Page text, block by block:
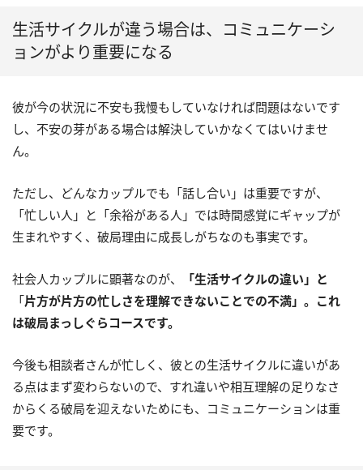
生活サイクルが違う場合は、コミュニケーシ
ョンがより重要になる
彼が今の状況に不安も我慢もしていなければ問題はないです
し、不安の芽がある場合は解決していかなくてはいけませ
ん。
ただし、どんなカップルでも「話し合い」は重要ですが、
「忙しい人」と「余裕がある人」では時間感覚にギャップが
生まれやすく、破局理由に成長しがちなのも事実です。
社会人カップルに顕著なのが、
「生活サイクルの違い」と
「片方が片方の忙しさを理解できないことでの不満」。これ
は破局まっしぐらコースです。
今後も相談者さんが忙しく、彼との生活サイクルに違いがあ
る点はまず変わらないので、すれ違いや相互理解の足りなさ
からくる破局を迎えないためにも、コミュニケーションは重
要です。